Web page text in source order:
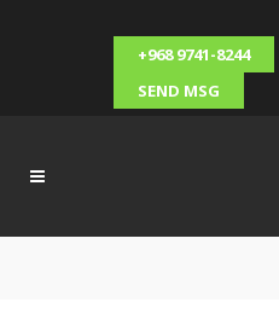
+968 9741-8244
SEND MSG